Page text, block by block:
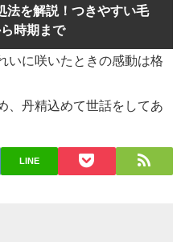
法を解説！つきやすい毛
時期まで
いに咲いたときの感動は格
、丹精込めて世話をしてあ
LINE